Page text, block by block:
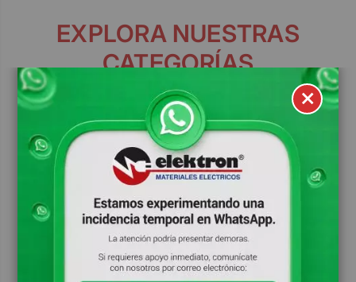
EXPLORA NUESTRAS
CATEGORÍAS
TUBERÍA Y POLIDUCTOS